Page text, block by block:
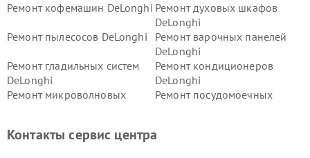
Ремонт кофемашин DeLonghi Ремонт духовых шкафов
DeLonghi
Ремонт пылесосов DeLonghi
Ремонт варочных панелей
DeLonghi
Ремонт гладильных систем
DeLonghi
Ремонт кондиционеров
DeLonghi
Ремонт микроволновых
Ремонт посудомоечных
DeLonghi
DeLonghi
Контакты сервис центра